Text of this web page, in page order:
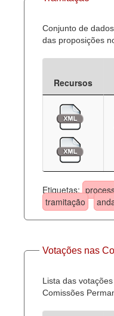
Conjunto de
das proposições
Recursos
Etiquetas:
tramitação
Votações nas
Lista das
Comissões